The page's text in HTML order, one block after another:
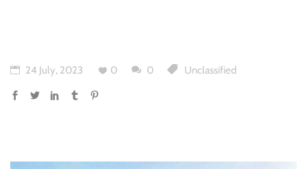
24 July, 2023 0 0 Unclassified